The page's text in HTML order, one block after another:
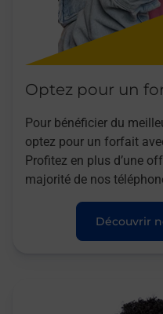
Optez pour un
Pour bénéficier du
optez pour un forfait
Profitez en plus d’une
majorité de nos
Découvrir